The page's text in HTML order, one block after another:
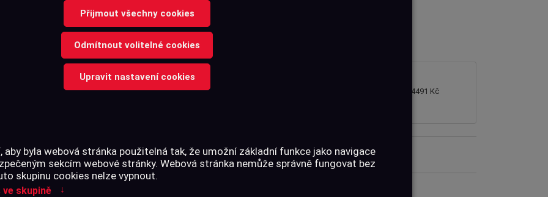
Přijmout všechny cookies
Odmítnout volitelné cookies
Upravit nastavení cookies
aby byla webová stránka použitelná tak, že umožní základní funkce jako navigace
sekcím webové stránky. Webová stránka nemůže správně fungovat bez
skupinu cookies nelze vypnout.
skupině ↓
60 Kč 4491 Kč
řazeny dle:
Z-A